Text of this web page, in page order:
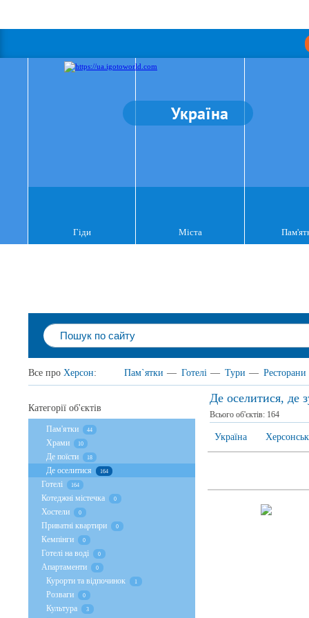
Україна
Гіди Міста
Все про Херсон: Пам`ятки — Готелі — Тури — Ресторани
Де оселитися, де
Всього об'єктів: 164
Україна
Категорії об'єктів
Пам'ятки 44
Храми 10
Де поїсти 18
Де оселитися 164
Готелі 164
Котеджні містечка 0
Хостели 0
Приватні квартири 0
Кемпінги 0
Готелі на воді 0
Апартаменти 0
Курорти та відпочинок 1
Розваги 0
Культура 3